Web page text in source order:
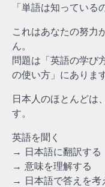
「単語は知っている
これはあなたの努力
ん。
問題は「英語の学び
の使い方」にあります
日本人のほとんどは
す。
英語を聞く
→ 日本語に翻訳する
→ 意味を理解する
→ 日本語で答えを考